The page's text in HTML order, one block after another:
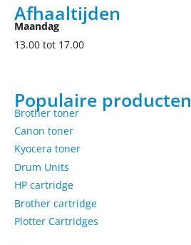
Afhaaltijden
Maandag
13.00 tot 17.00
Populaire producten
Brother toner
Canon toner
Kyocera toner
Drum Units
HP cartridge
Brother cartridge
Plotter Cartridges